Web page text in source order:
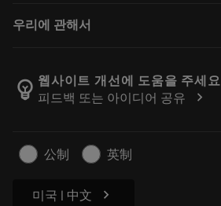
계산기 및 앱
주문
주문 추적하기
견적을 작성하세요
우리에 관해서
Manufacturing Wellness
경력
기사
프레스용
emoji_objects 웹사이트 개선에 도움을 주세요
피드백 또는 아이디어 공유
chevron_right
公制 英制
미국 | 中文 chevron_right